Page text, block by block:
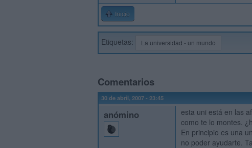
Inicio
Etiquetas: La universidad - un mundo
Comentarios
30 de abril, 2007 - 23:45
anómino
esta uni está en las
como te lo montes.
En principio es una
no poder ayudarte.